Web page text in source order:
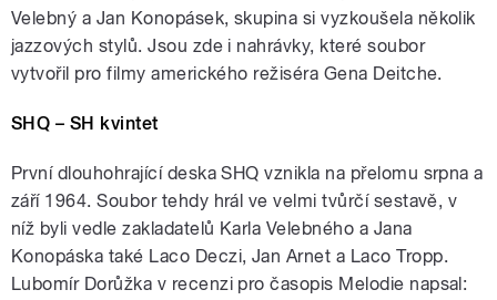
Velebný a Jan Konopásek, skupina si vyzkoušela několik
jazzových stylů. Jsou zde i nahrávky, které soubor
vytvořil pro filmy amerického režiséra Gena Deitche.
SHQ – SH kvintet
První dlouhohrající deska SHQ vznikla na přelomu srpna a
září 1964. Soubor tehdy hrál ve velmi tvůrčí sestavě, v
níž byli vedle zakladatelů Karla Velebného a Jana
Konopáska také Laco Deczi, Jan Arnet a Laco Tropp.
Lubomír Dorůžka v recenzi pro časopis Melodie napsal: